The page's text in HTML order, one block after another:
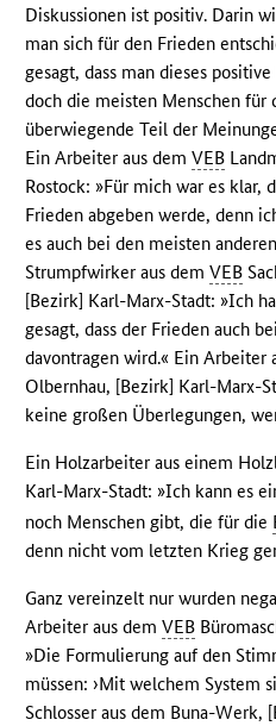
Diskussionen ist positiv. Darin
man sich für den Frieden
gesagt, dass man dieses
doch die meisten Menschen für
überwiegende Teil der
Ein Arbeiter aus demVEB
Rostock: »Für mich war es klar,
Frieden abgeben werde, denn
es auch bei den meisten
Strumpfwirker aus demVEB
[Bezirk] Karl-Marx-Stadt: »Ich
gesagt, dass der Frieden auch
davontragen wird.« Ein Arbeiter
Olbernhau, [Bezirk] Karl-Marx-
keine großen Überlegungen,
Ein Holzarbeiter aus einem
Karl-Marx-Stadt: »Ich kann es
noch Menschen gibt, die für die
denn nicht vom letzten Krieg
Ganz vereinzelt nur wurden
Arbeiter aus demVEB
»Die Formulierung auf den
müssen: ›Mit welchem System
Schlosser aus dem Buna-